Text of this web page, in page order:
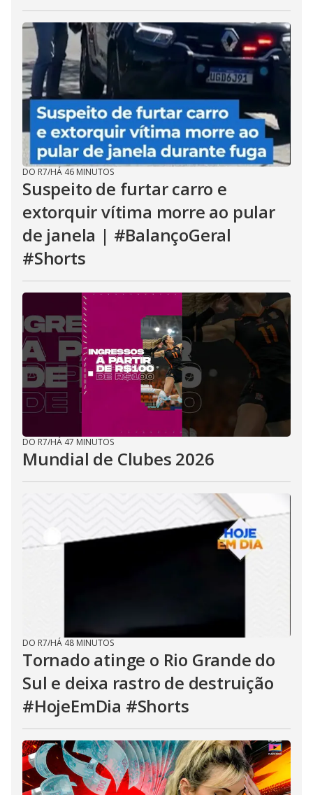
DO R7/HÁ 46 MINUTOS
Suspeito de furtar carro e
extorquir vítima morre ao pular
de janela | #BalançoGeral
#Shorts
DO R7/HÁ 47 MINUTOS
Mundial de Clubes 2026
DO R7/HÁ 48 MINUTOS
Tornado atinge o Rio Grande do
Sul e deixa rastro de destruição
#HojeEmDia #Shorts